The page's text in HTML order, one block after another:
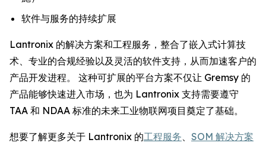
软件与服务的持续扩展
Lantronix 的解决方案和工程服务，整合了嵌入式计算技
术、专业的合规经验以及灵活的软件支持，从而加速客户的
产品开发进程。 这种可扩展的平台方案不仅让 Gremsy 的
产品能够快速进入市场，也为 Lantronix 支持需要遵守
TAA 和 NDAA 标准的未来工业物联网项目奠定了基础。
想要了解更多关于 Lantronix 的工程服务
SOM 解决方案